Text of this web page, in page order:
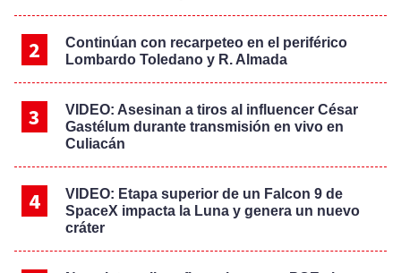
Continúan con recarpeteo en el periférico
Lombardo Toledano y R. Almada
VIDEO: Asesinan a tiros al influencer César
Gastélum durante transmisión en vivo en
Culiacán
VIDEO: Etapa superior de un Falcon 9 de
SpaceX impacta la Luna y genera un nuevo
cráter